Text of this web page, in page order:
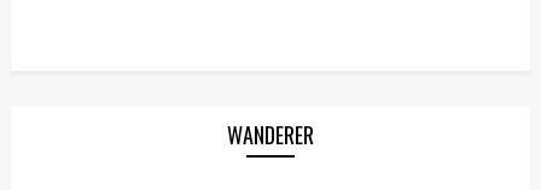
WANDERER